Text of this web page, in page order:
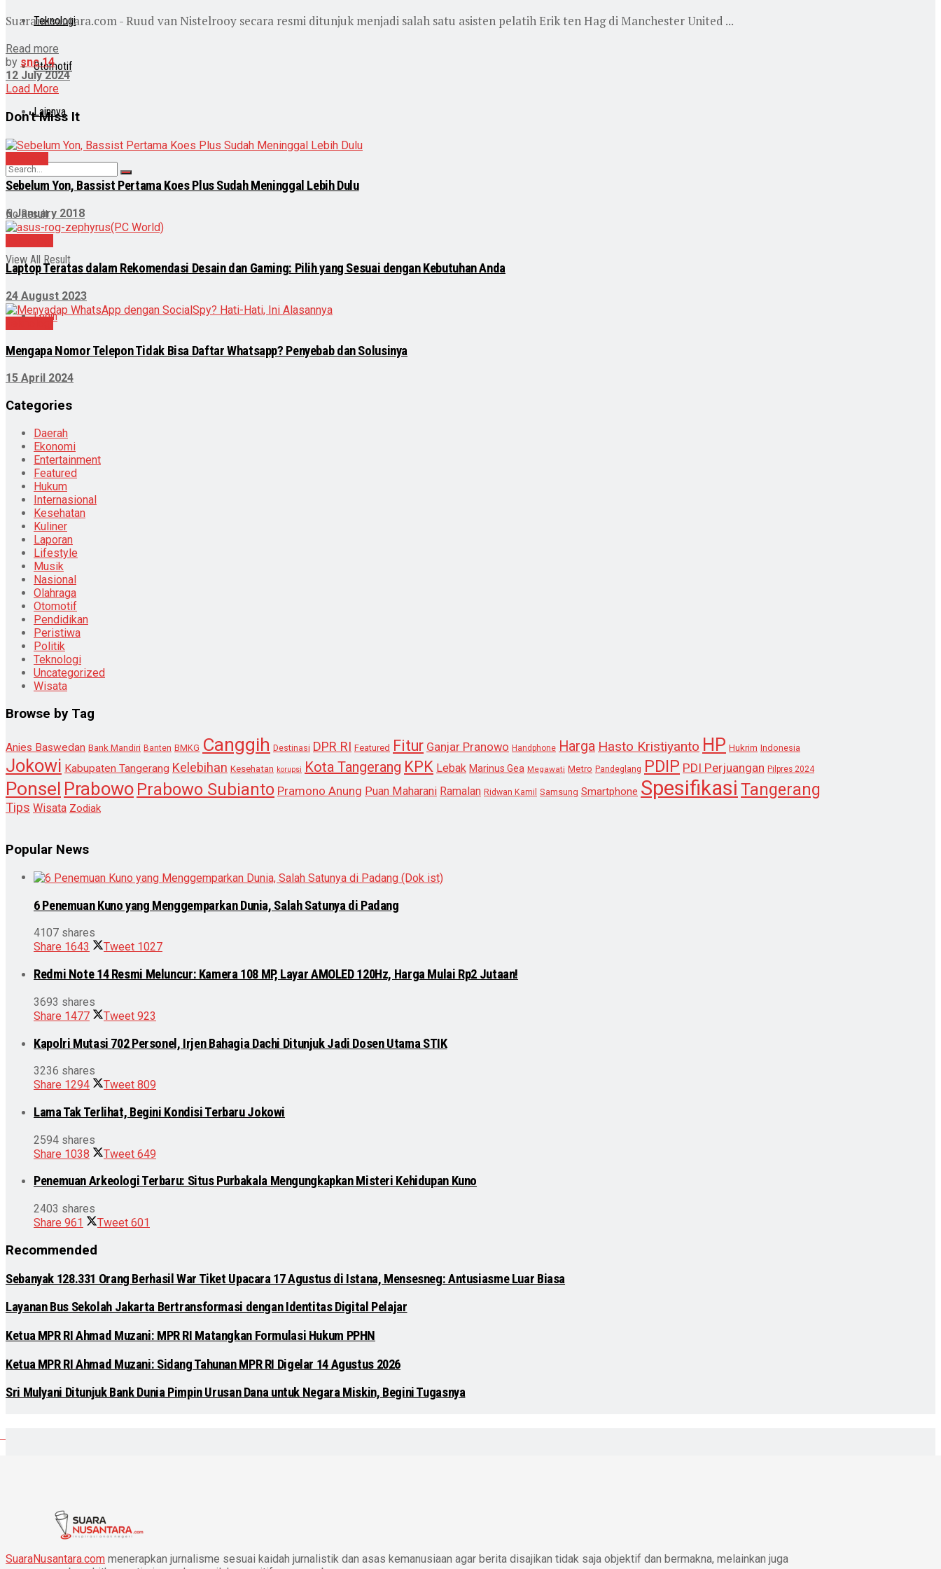
Teknologi
Otomotif
Lainnya
No Result
View All Result
Login
Suaranusantara.com - Ruud van Nistelrooy secara resmi ditunjuk menjadi salah satu asisten pelatih Erik ten Hag di Manchester United ...
Read more
by snc 14
12 July 2024
Load More
Don't Miss It
Sebelum Yon, Bassist Pertama Koes Plus Sudah Meninggal Lebih Dulu
6 January 2018
Laptop Teratas dalam Rekomendasi Desain dan Gaming: Pilih yang Sesuai dengan Kebutuhan Anda
24 August 2023
Mengapa Nomor Telepon Tidak Bisa Daftar Whatsapp? Penyebab dan Solusinya
15 April 2024
Categories
Daerah
Ekonomi
Entertainment
Featured
Hukum
Internasional
Kesehatan
Kuliner
Laporan
Lifestyle
Musik
Nasional
Olahraga
Otomotif
Pendidikan
Peristiwa
Politik
Teknologi
Uncategorized
Wisata
Browse by Tag
Anies Baswedan Bank Mandiri Banten BMKG Canggih Destinasi DPR RI Featured Fitur Ganjar Pranowo Handphone Harga Hasto Kristiyanto HP Hukrim Indonesia
Jokowi Kabupaten Tangerang Kelebihan Kesehatan korupsi Kota Tangerang KPK Lebak Marinus Gea Megawati Metro Pandeglang PDIP PDI Perjuangan Pilpres 2024
Ponsel Prabowo Prabowo Subianto Pramono Anung Puan Maharani Ramalan Ridwan Kamil Samsung Smartphone Spesifikasi Tangerang
Tips Wisata Zodiak
Popular News
6 Penemuan Kuno yang Menggemparkan Dunia, Salah Satunya di Padang
4107 shares
Share 1643 Tweet 1027
Redmi Note 14 Resmi Meluncur: Kamera 108 MP, Layar AMOLED 120Hz, Harga Mulai Rp2 Jutaan!
3693 shares
Share 1477 Tweet 923
Kapolri Mutasi 702 Personel, Irjen Bahagia Dachi Ditunjuk Jadi Dosen Utama STIK
3236 shares
Share 1294 Tweet 809
Lama Tak Terlihat, Begini Kondisi Terbaru Jokowi
2594 shares
Share 1038 Tweet 649
Penemuan Arkeologi Terbaru: Situs Purbakala Mengungkapkan Misteri Kehidupan Kuno
2403 shares
Share 961 Tweet 601
Recommended
Sebanyak 128.331 Orang Berhasil War Tiket Upacara 17 Agustus di Istana, Mensesneg: Antusiasme Luar Biasa
Layanan Bus Sekolah Jakarta Bertransformasi dengan Identitas Digital Pelajar
Ketua MPR RI Ahmad Muzani: MPR RI Matangkan Formulasi Hukum PPHN
Ketua MPR RI Ahmad Muzani: Sidang Tahunan MPR RI Digelar 14 Agustus 2026
Sri Mulyani Ditunjuk Bank Dunia Pimpin Urusan Dana untuk Negara Miskin, Begini Tugasnya
SuaraNusantara.com menerapkan jurnalisme sesuai kaidah jurnalistik dan asas kemanusiaan agar berita disajikan tidak saja objektif dan bermakna, melainkan juga